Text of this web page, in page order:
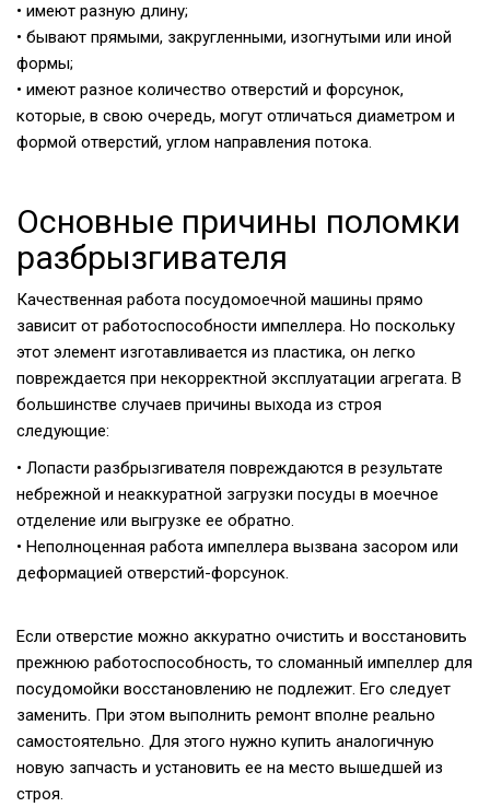
• имеют разную длину;
• бывают прямыми, закругленными, изогнутыми или иной
формы;
• имеют разное количество отверстий и форсунок,
которые, в свою очередь, могут отличаться диаметром и
формой отверстий, углом направления потока.
Основные причины поломки
разбрызгивателя
Качественная работа посудомоечной машины прямо
зависит от работоспособности импеллера. Но поскольку
этот элемент изготавливается из пластика, он легко
повреждается при некорректной эксплуатации агрегата. В
большинстве случаев причины выхода из строя
следующие:
• Лопасти разбрызгивателя повреждаются в результате
небрежной и неаккуратной загрузки посуды в моечное
отделение или выгрузке ее обратно.
• Неполноценная работа импеллера вызвана засором или
деформацией отверстий-форсунок.
Если отверстие можно аккуратно очистить и восстановить
прежнюю работоспособность, то сломанный импеллер для
посудомойки восстановлению не подлежит. Его следует
заменить. При этом выполнить ремонт вполне реально
самостоятельно. Для этого нужно купить аналогичную
новую запчасть и установить ее на место вышедшей из
строя.